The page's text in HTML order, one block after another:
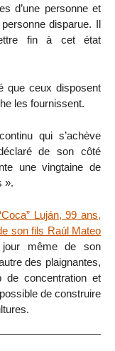
d’une personne et
disparue. Il
fin à cet état
que ceux disposent
les fournissent.
qui s’achève
de son côté
une vingtaine de
».
Luján, 99 ans,
son fils Raúl Mateo
même de son
des plaignantes,
de concentration et
de construire